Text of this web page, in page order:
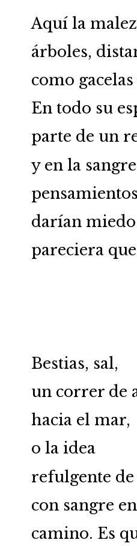
Aquí la
árboles,
como
En todo su
parte de un
y en la
darían
pareciera
Bestias, sal,
un correr de
hacia el mar,
o la idea
refulgente
con sangre
camino. Es